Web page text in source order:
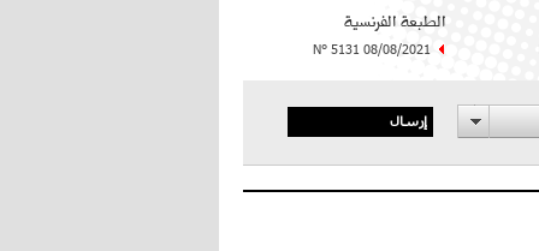
الطبعة الفرنسية
N° 5131 08/08/2021
إرسال